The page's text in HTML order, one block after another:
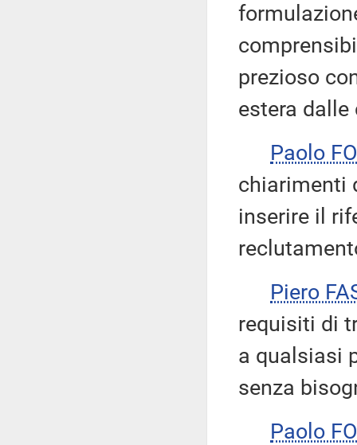
prezioso
estera
Paolo
chiarimenti
inserire il
Piero
requisiti di
a qualsiasi
senza
Paolo